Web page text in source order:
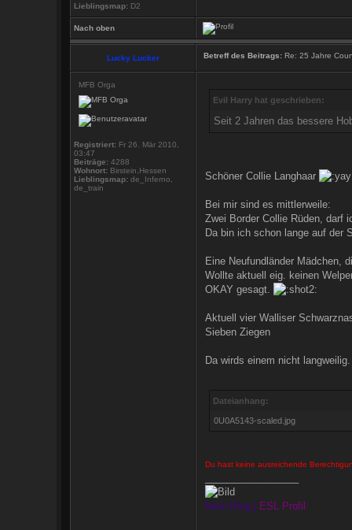
Lieblingsmap: D2
Nach oben
Lucky Lucker Betreff des Beitrags: Re: 25 Jahre
MFB Orga
Registriert: Fr 26. Mär 2010,
03:47
Beiträge: 4288
Wohnort: Birstein,Hessen
Lieblingsmap: de_Inferno,
de_train
Evil Harry hat geschrieben:
Seit 2 Jahren das bessere
Schöner Collie Langhaar
Bei mir sind es mittlerweile:
Zwei Border Collie Rüden, darf
Da bin ich schon lange auf der
Eine Neufundländer Mädchen,
Wollte aktuell eig. keinen
OKAY gesagt.
Aktuell vier Walliser
Sieben Ziegen
Da wirds einem nicht
Dateianhang:
0U0A5143-scaled.jpg
Du hast keine ausreichende
Mein Blog ESL Profil